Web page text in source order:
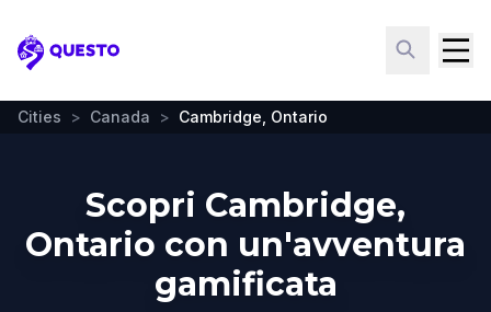
Questo
Cities > Canada > Cambridge, Ontario
Scopri Cambridge,
Ontario con un'avventura
gamificata